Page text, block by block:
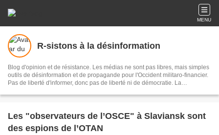
MENU
R-sistons à la désinformation
Blog d'opinion et de résistance. Les médias ne sont pas libres, mais simples
outils de désinformation et de propagande pour l'Occident militaro-financier.
Pas de liberté d'informer, donc pas de liberté ni de démocratie. La
penseuse, dénonce et interpelle.
Les "observateurs de l’OSCE" à Slaviansk sont
des espions de l’OTAN